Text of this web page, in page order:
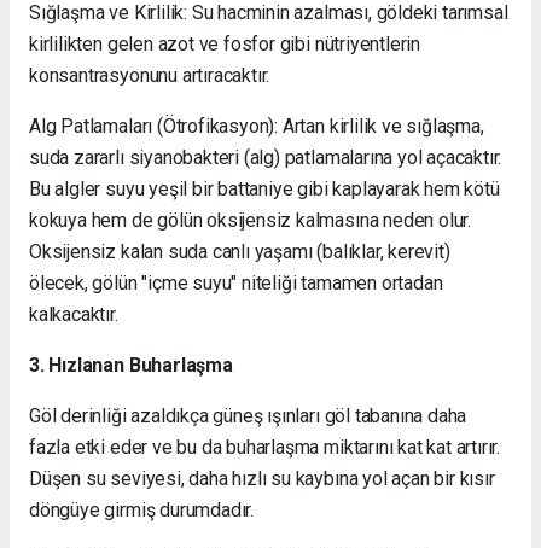
Sığlaşma ve Kirlilik: Su hacminin azalması, göldeki tarımsal
kirlilikten gelen azot ve fosfor gibi nütriyentlerin
konsantrasyonunu artıracaktır.
Alg Patlamaları (Ötrofikasyon): Artan kirlilik ve sığlaşma,
suda zararlı siyanobakteri (alg) patlamalarına yol açacaktır.
Bu algler suyu yeşil bir battaniye gibi kaplayarak hem kötü
kokuya hem de gölün oksijensiz kalmasına neden olur.
Oksijensiz kalan suda canlı yaşamı (balıklar, kerevit)
ölecek, gölün "içme suyu" niteliği tamamen ortadan
kalkacaktır.
3. Hızlanan Buharlaşma
Göl derinliği azaldıkça güneş ışınları göl tabanına daha
fazla etki eder ve bu da buharlaşma miktarını kat kat artırır.
Düşen su seviyesi, daha hızlı su kaybına yol açan bir kısır
döngüye girmiş durumdadır.